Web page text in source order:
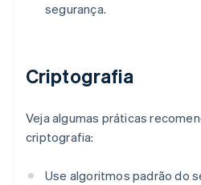
segurança.
Criptografia
Veja algumas práticas
criptografia:
Use algoritmos padrão do